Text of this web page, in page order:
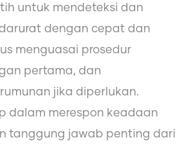
untuk mendeteksi dan
dengan cepat dan
menguasai prosedur
pertama, dan
jika diperlukan.
dalam merespon keadaan
tanggung jawab penting dari